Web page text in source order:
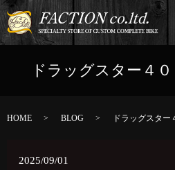
ドラッグスター４
HOME BLOG ドラッグスタ
2025/09/01